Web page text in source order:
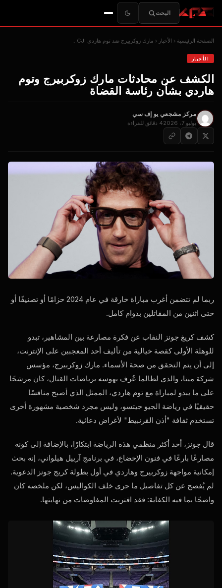
البحث
الصفحة الرئيسية الأخبار مارك زوكربيرج ضد توم هاردي CJI...
الأخبار
الكشف عن محادثات مارك زوكربيرج وتوم
هاردي بشأن رئاسة القضاة
مركز مشجعي يو إف سي
يوليو 7، 2026 4 دقائق للقراءة
ربما لم تتضمن أغرب مباراة خارقة في عام 2024 حزامًا أو تصنيفًا أو
حتى اثنين من المقاتلين بدوام كامل.
كشف كريغ جونز النقاب عن فكرة مصارعة بين المشاهير، تبدو
للوهلة الأولى كقصة خيالية من تأليف أحد المعجبين على الإنترنت،
إلى أن يتم التحقق من صحة الأسماء. مارك زوكربيرج، مؤسس
شركة ميتا، والذي لطالما عُرف بهوسه برياضات القتال، كان مرشحًا
على ما يبدو لمباراة مع توم هاردي، الممثل الذي أصبح منافسًا
حقيقيًا في رياضة الجيو جيتسو، وليس مجرد شخصية مشهورة أخرى
تستخدم ثقافة "أذن القرنبيط" لأغراض دعائية.
قال جونز، أحد أكثر منظمي هذه الرياضة ابتكارًا، بالإضافة إلى كونه
مصارعًا بارعًا في فنون الإخضاع، في برنامج آرييل هيلواني، إنه بحث
إمكانية مواجهة زوكربيرج وهاردي في أول بطولة كريج جونز الدعوية.
لم يُفصح عن كل تفاصيل ما جرى خلف الكواليس، لكن ملخصه كان
واضحًا بما فيه الكفاية: فقد اقتربت المفاوضات من نهايتها.